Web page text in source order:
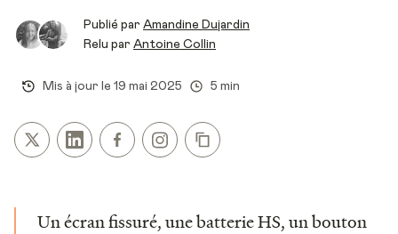
Publié par Amandine Dujardin
Relu par Antoine Collin
Mis à jour le 19 mai 2025 5 min
Un écran fissuré, une batterie HS, un bouton